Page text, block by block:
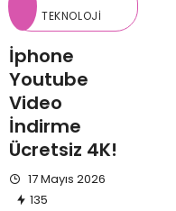
TEKNOLOJI
İphone
Youtube
Video
İndirme
Ücretsiz 4K!
17 Mayıs 2026
135